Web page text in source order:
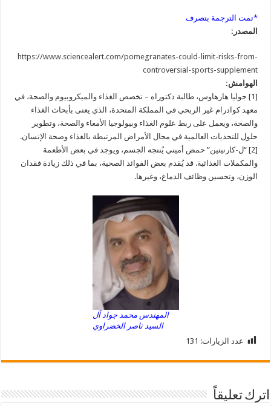
*تمت الترجمة بتصرف
المصدر:
https://www.sciencealert.com/pomegranates-could-limit-risks-from-
controversial-sports-supplement
الهوامش:
[1] جوليا هارهاوس، طالبة دكتوراه – تخصص الغذاء والميكروبيوم والصحة، في
معهد كوادرام غير الربحي في المملكة المتحدة، الذي يعنى بأبحاث الغذاء
والصحة، ويعمل على ربط علوم الغذاء وبيولوجيا الأمعاء والصحة، وتطوير
حلول للتحديات العالمية في مجال الأمراض المرتبطة بالغذاء وصحة الإنسان.
[2] “ل-كارنيتين” حمض أميني يُنتجه الجسم، ويوجد في بعض الأطعمة
والمكملات الغذائية. قد يُقدم بعض الفوائد الصحية، بما في ذلك زيادة فقدان
الوزن، وتحسين وظائف الدماغ، وغيرها.
المهندس محمد جواد آل
السيد ناصر الخضراوي
عدد الزيارات: 131
اترك تعليقاً